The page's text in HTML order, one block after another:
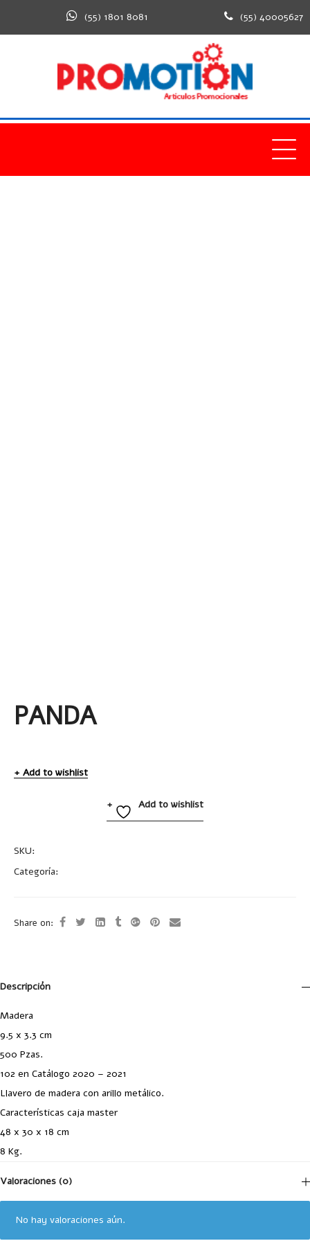
(55) 1801 8081 (55) 40005627
PANDA
Add to wishlist
Add to wishlist
SKU:
Categoría:
Share on:
Descripción
Madera
9.5 x 3.3 cm
500 Pzas.
102 en Catálogo 2020 – 2021
Llavero de madera con arillo metálico.
Características caja master
48 x 30 x 18 cm
8 Kg.
Valoraciones (0)
No hay valoraciones aún.